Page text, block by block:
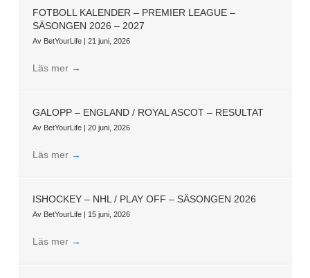
FOTBOLL KALENDER – PREMIER LEAGUE –
SÄSONGEN 2026 – 2027
Av BetYourLife | 21 juni, 2026
Läs mer →
GALOPP – ENGLAND / ROYAL ASCOT – RESULTAT
Av BetYourLife | 20 juni, 2026
Läs mer →
ISHOCKEY – NHL / PLAY OFF – SÄSONGEN 2026
Av BetYourLife | 15 juni, 2026
Läs mer →